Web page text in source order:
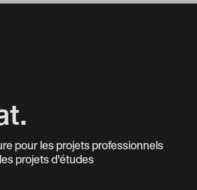
pour les projets professionnels
projets d'études